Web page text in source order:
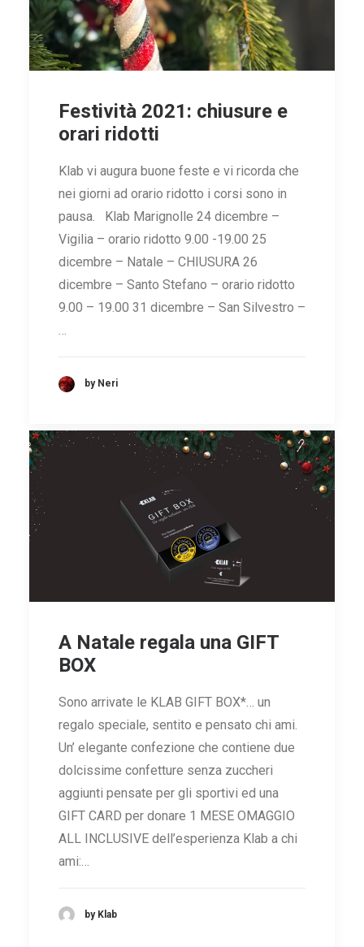
Festività 2021: chiusure e
orari ridotti
Klab vi augura buone feste e vi ricorda che
nei giorni ad orario ridotto i corsi sono in
pausa. Klab Marignolle 24 dicembre –
Vigilia – orario ridotto 9.00 -19.00 25
dicembre – Natale – CHIUSURA 26
dicembre – Santo Stefano – orario ridotto
9.00 – 19.00 31 dicembre – San Silvestro –
…
by Neri
A Natale regala una GIFT
BOX
Sono arrivate le KLAB GIFT BOX*… un
regalo speciale, sentito e pensato chi ami.
Un’ elegante confezione che contiene due
dolcissime confetture senza zuccheri
aggiunti pensate per gli sportivi ed una
GIFT CARD per donare 1 MESE OMAGGIO
ALL INCLUSIVE dell’esperienza Klab a chi
ami:…
by Klab